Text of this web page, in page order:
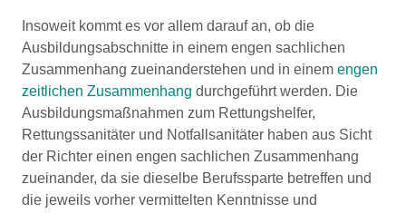
Insoweit kommt es vor allem darauf an, ob die
Ausbildungsabschnitte in einem engen sachlichen
Zusammenhang zueinanderstehen und in einem engen
zeitlichen Zusammenhang durchgeführt werden. Die
Ausbildungsmaßnahmen zum Rettungshelfer,
Rettungssanitäter und Notfallsanitäter haben aus Sicht
der Richter einen engen sachlichen Zusammenhang
zueinander, da sie dieselbe Berufssparte betreffen und
die jeweils vorher vermittelten Kenntnisse und